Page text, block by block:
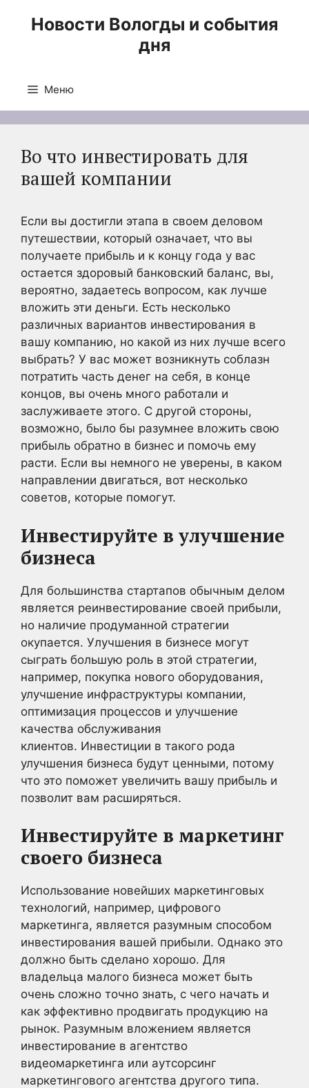
Новости Вологды и события
дня
Меню
Во что инвестировать для
вашей компании
Если вы достигли этапа в своем деловом
путешествии, который означает, что вы
получаете прибыль и к концу года у вас
остается здоровый банковский баланс, вы,
вероятно, задаетесь вопросом, как лучше
вложить эти деньги. Есть несколько
различных вариантов инвестирования в
вашу компанию, но какой из них лучше всего
выбрать? У вас может возникнуть соблазн
потратить часть денег на себя, в конце
концов, вы очень много работали и
заслуживаете этого. С другой стороны,
возможно, было бы разумнее вложить свою
прибыль обратно в бизнес и помочь ему
расти. Если вы немного не уверены, в каком
направлении двигаться, вот несколько
советов, которые помогут.
Инвестируйте в улучшение
бизнеса
Для большинства стартапов обычным делом
является реинвестирование своей прибыли,
но наличие продуманной стратегии
окупается. Улучшения в бизнесе могут
сыграть большую роль в этой стратегии,
например, покупка нового оборудования,
улучшение инфраструктуры компании,
оптимизация процессов и улучшение
качества обслуживания
клиентов. Инвестиции в такого рода
улучшения бизнеса будут ценными, потому
что это поможет увеличить вашу прибыль и
позволит вам расширяться.
Инвестируйте в маркетинг
своего бизнеса
Использование новейших маркетинговых
технологий, например, цифрового
маркетинга, является разумным способом
инвестирования вашей прибыли. Однако это
должно быть сделано хорошо. Для
владельца малого бизнеса может быть
очень сложно точно знать, с чего начать и
как эффективно продвигать продукцию на
рынок. Разумным вложением является
инвестирование в агентство
видеомаркетинга или аутсорсинг
маркетингового агентства другого типа.